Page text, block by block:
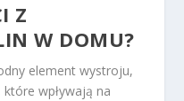
Z
W DOMU?
element wystroju,
wpływają na